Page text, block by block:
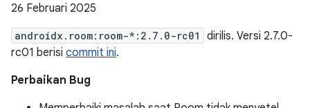
26 Februari 2025
androidx.room:room-*:2.7.0-rc01
dirilis. Versi 2.7.0-
rc01 berisi commit ini.
Perbaikan Bug